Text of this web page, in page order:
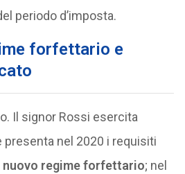
periodo d’imposta.
forfettario e
Il signor Rossi esercita
presenta nel 2020 i requisiti
nuovo regime forfettario; nel